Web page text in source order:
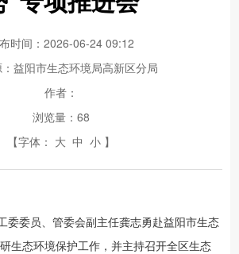
金融超市
时间：2026-06-24 09:12
益阳市生态环境局高新区分局
作者：
浏览量： 68
【字体： 大 中 小 】
委委员、管委会副主任龚志勇赴益阳市生态
生态环境保护工作，并主持召开全区生态